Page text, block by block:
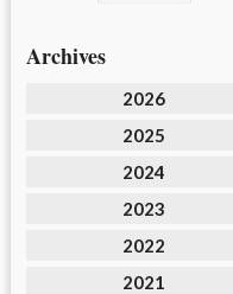
Archives
2026
2025
2024
2023
2022
2021